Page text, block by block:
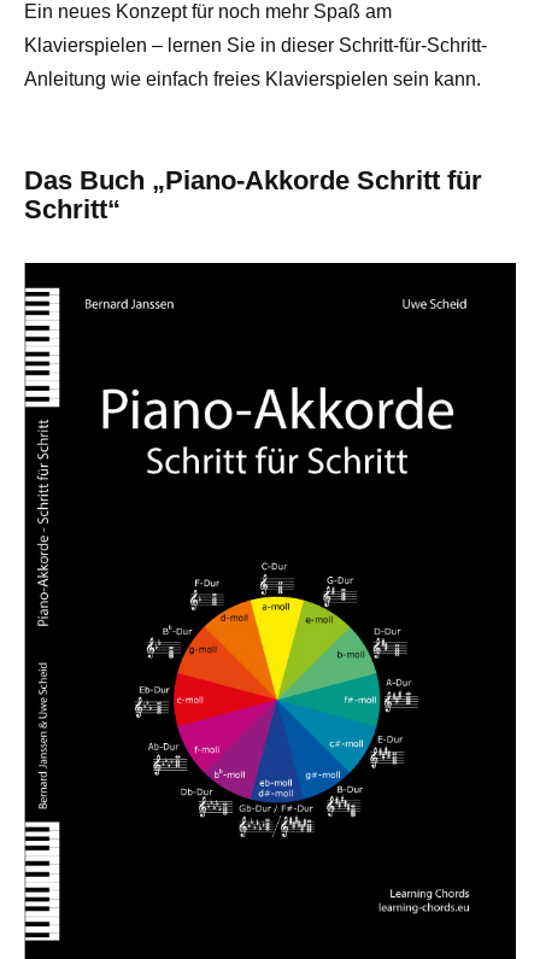
Ein neues Konzept für noch mehr Spaß am
Klavierspielen – lernen Sie in dieser Schritt-für-Schritt-
Anleitung wie einfach freies Klavierspielen sein kann.
Das Buch „Piano-Akkorde Schritt für
Schritt“